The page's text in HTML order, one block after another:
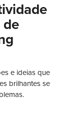
de
e ideias que
brilhantes se